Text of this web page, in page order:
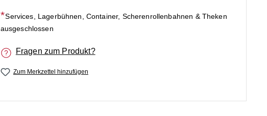
Services, Lagerbühnen, Container, Scherenrollenbahnen & Theken
ausgeschlossen
Fragen zum Produkt?
Zum Merkzettel hinzufügen